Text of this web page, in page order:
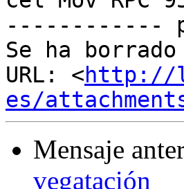
------------
Se ha
URL: <http://
es/
Mensaje
vegatación